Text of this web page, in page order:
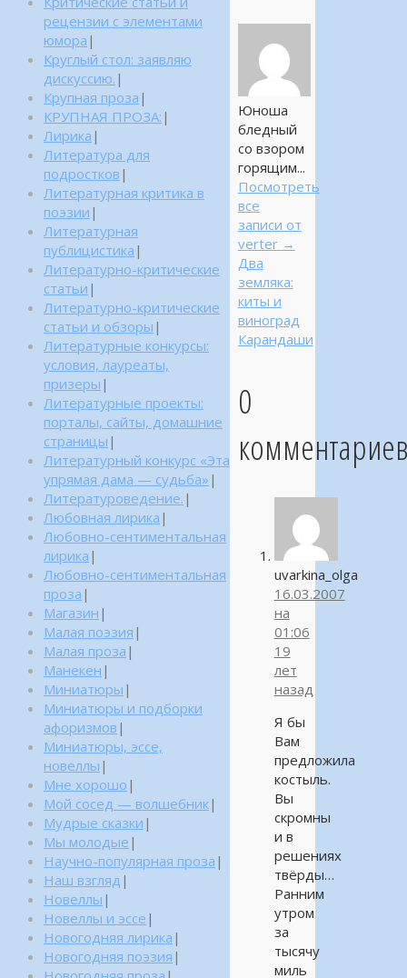
Юноша
бледный
со взором
горящим...
Посмотреть
все
записи от
verter →
Два
земляка:
киты и
виноград
Карандаши
0
uvarkina_olga
16.03.2007
на
01:06
19
лет
назад
Я бы
Вам
предложила
костыль.
Вы
скромны
и в
решениях
твёрды…
Ранним
утром
за
тысячу
миль
рецензии с элементами
юмора |
Круглый стол: заявляю
дискуссию. |
Крупная проза |
КРУПНАЯ ПРОЗА: |
Лирика |
Литература для
подростков |
Литературная критика в
поэзии |
Литературная
публицистика |
Литературно-критические
статьи |
Литературно-критические
статьи и обзоры |
Литературные конкурсы:
условия, лауреаты,
призеры |
Литературные проекты:
порталы, сайты, домашние
страницы |
Литературный конкурс «Эта
упрямая дама — судьба» |
Литературоведение. |
Любовная лирика |
Любовно-сентиментальная
лирика |
Любовно-сентиментальная
проза |
Магазин |
Малая поэзия |
Малая проза |
Манекен |
Миниатюры |
Миниатюры и подборки
афоризмов |
Миниатюры, эссе,
новеллы |
Мне хорошо |
Мой сосед — волшебник|
Мудрые сказки |
Мы молодые |
Научно-популярная проза |
Наш взгляд |
Новеллы |
Новеллы и эссе |
Новогодняя лирика |
Новогодняя поэзия |